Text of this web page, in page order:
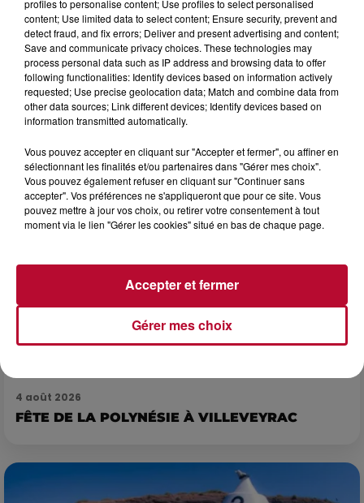
6 août 2026
NÎMES : « LE RÊVE DU GLADIATEUR » INVESTIT
LES ARÈNES CES 3...
Après un franc succès l'été dernier, le spectacle « Le Rêve
du gladiateur » revient illuminer l'amphithéâtre romain les 6,
7 et 8 août. Une fresque nocturne...
4 août 2026
FÊTE DE LA POLYNÉSIE À VILLEVEYRAC
profiles to personalise content; Use profiles to select personalised
content; Use limited data to select content; Ensure security, prevent and
detect fraud, and fix errors; Deliver and present advertising and content;
Save and communicate privacy choices. These technologies may
process personal data such as IP address and browsing data to offer
following functionalities: Identify devices based on information actively
requested; Use precise geolocation data; Match and combine data from
other data sources; Link different devices; Identify devices based on
information transmitted automatically.
Vous pouvez accepter en cliquant sur "Accepter et fermer", ou affiner en
sélectionnant les finalités et/ou partenaires dans "Gérer mes choix".
Vous pouvez également refuser en cliquant sur "Continuer sans
accepter". Vos préférences ne s'appliqueront que pour ce site. Vous
pouvez mettre à jour vos choix, ou retirer votre consentement à tout
moment via le lien "Gérer les cookies" situé en bas de chaque page.
Gérer mes choix
Accepter et fermer